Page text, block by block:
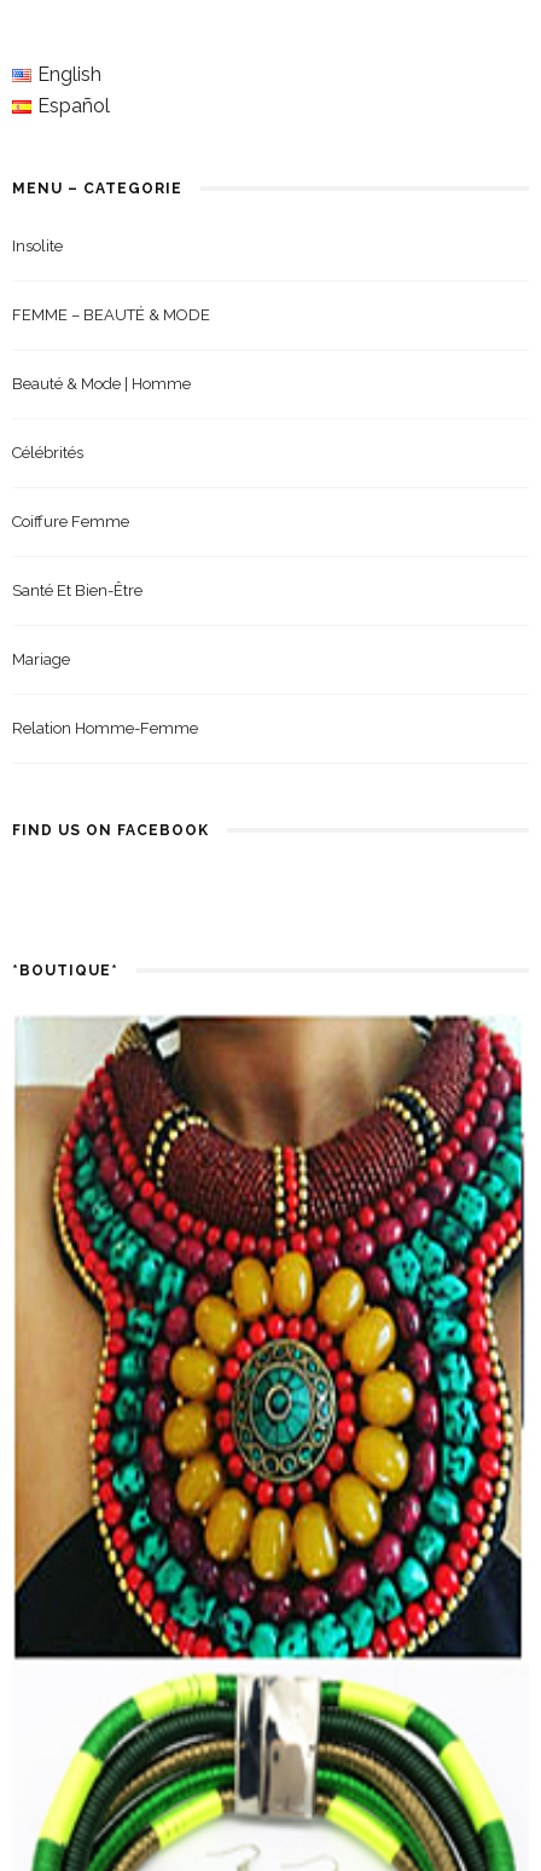
English
Español
MENU – CATEGORIE
Insolite
FEMME – BEAUTÉ & MODE
Beauté & Mode | Homme
Célébrités
Coiffure Femme
Santé Et Bien-Être
Mariage
Relation Homme-Femme
FIND US ON FACEBOOK
*BOUTIQUE*